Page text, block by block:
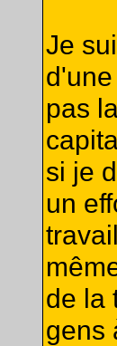
Je
pas
si je
un
de la
gens